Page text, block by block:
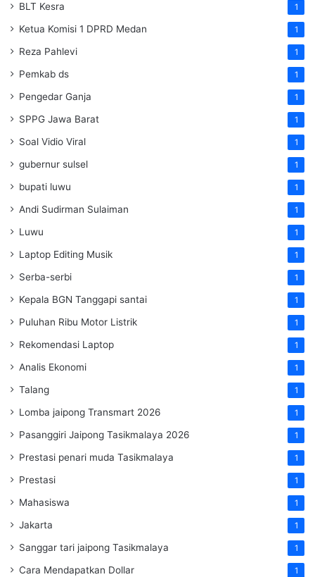
BLT Kesra 1
Ketua Komisi 1 DPRD Medan 1
Reza Pahlevi 1
Pemkab ds 1
Pengedar Ganja 1
SPPG Jawa Barat 1
Soal Vidio Viral 1
gubernur sulsel 1
bupati luwu 1
Andi Sudirman Sulaiman 1
Luwu 1
Laptop Editing Musik 1
Serba-serbi 1
Kepala BGN Tanggapi santai 1
Puluhan Ribu Motor Listrik 1
Rekomendasi Laptop 1
Analis Ekonomi 1
Talang 1
Lomba jaipong Transmart 2026 1
Pasanggiri Jaipong Tasikmalaya 2026 1
Prestasi penari muda Tasikmalaya 1
Prestasi 1
Mahasiswa 1
Jakarta 1
Sanggar tari jaipong Tasikmalaya 1
Cara Mendapatkan Dollar 1